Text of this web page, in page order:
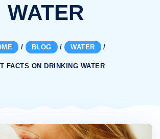
WATER
/ BLOG / WATER /
FACTS ON DRINKING WATER